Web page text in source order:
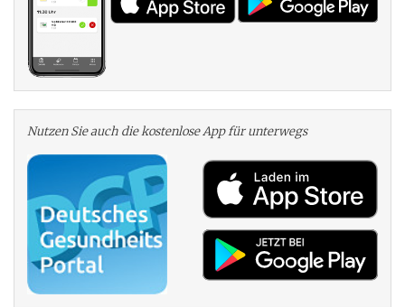
Nutzen Sie auch die kosten­lose App für unterwegs